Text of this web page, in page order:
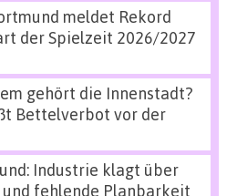
meldet Rekord
der Spielzeit 2026/2027
gehört die Innenstadt?
Bettelverbot vor der
Industrie klagt über
fehlende Planbarkeit